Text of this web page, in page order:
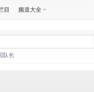
目 频道大全
队长